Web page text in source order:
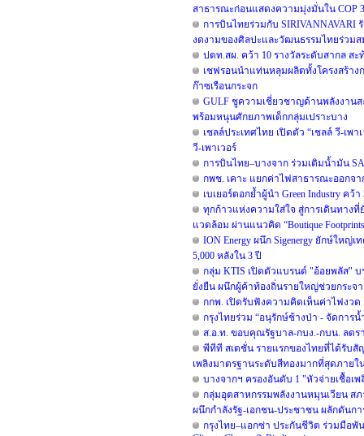
สาธารณะก่อนแสดงความมุ่งมั่นใน COP
การบินไทยร่วมกับ SIRIVANNAVARI
งดงามของศิลปะและวัฒนธรรมไทยร่วมส
ปตท.สผ. คว้า 10 รางวัลระดับสากล ส
เชฟรอนนำแท่นหลุมผลิตทั้งโครงสร้า
ก๊าซเรือนกระจก
GULF ชูความเชี่ยวชาญด้านพลังงานส
พร้อมหนุนศักยภาพเด็กกลุ่มเปราะบาง
เชลล์ประเทศไทย เปิดตัว “เชลล์ วี-เ
วี-เพาเวอร์
การบินไทย–บางจาก ร่วมเติมน้ำมัน
กพช. เคาะ แยกค่าไฟสาธารณะออกจ
เบเยอร์ตอกย้ำผู้นำ Green Industry คว้
ทุกก้าวแห่งความใส่ใจ สู่การเดินทางที่
แวดล้อม ผ่านแนวคิด “Boutique
ION Energy ผนึก Sigenergy ยักษ์ให
5,000 หลังใน 3 ปี
กลุ่ม KTIS เปิดตัวแบรนด์ "อ้อยพลัส"
ยั่งยืน ผนึกผู้ค้าท้องถิ่นรายใหญ่ช่วยกระจ
กกพ. เปิดรับฟังความคิดเห็นค่าไฟงวด
กรุงไทยร่วม “อนุรักษ์ช้างป่า - จัดกา
ส.อ.ท. ขอบคุณรัฐบาล-กบง.-กบน. ลด
พีทีที สเตชั่น รายแรกของไทยที่ได้รับสั
เพลิงมาตรฐานระดับสีทองมากที่สุดภายใ
บางจากฯ ครองอันดับ 1 "หัวจ่ายเชื้อเ
กลุ่มอุตสาหกรรมพลังงานหมุนเวียน ส
ผนึกกำลังรัฐ-เอกชน-ประชาชน ผลักดันก
กรุงไทย–แอกซ่า ประกันชีวิต ร่วมมือพั